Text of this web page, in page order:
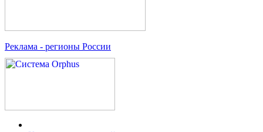
Реклама - регионы России